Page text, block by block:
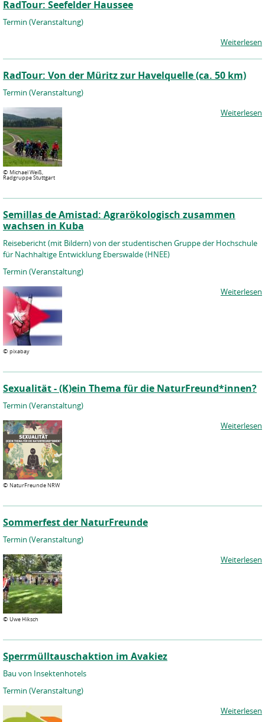
RadTour: Seefelder Haussee
Termin (Veranstaltung)
Weiterlesen
RadTour: Von der Müritz zur Havelquelle (ca. 50 km)
Termin (Veranstaltung)
© Michael Weiß,
Radgruppe Stuttgart
Weiterlesen
Semillas de Amistad: Agrarökologisch zusammen
wachsen in Kuba
Reisebericht (mit Bildern) von der studentischen Gruppe der Hochschule
für Nachhaltige Entwicklung Eberswalde (HNEE)
Termin (Veranstaltung)
© pixabay
Weiterlesen
Sexualität - (K)ein Thema für die NaturFreund*innen?
Termin (Veranstaltung)
© NaturFreunde NRW
Weiterlesen
Sommerfest der NaturFreunde
Termin (Veranstaltung)
© Uwe Hiksch
Weiterlesen
Sperrmülltauschaktion im Avakiez
Bau von Insektenhotels
Termin (Veranstaltung)
Weiterlesen